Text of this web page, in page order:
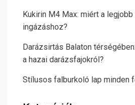
Kukirin M4 Max: miért a
ingázáshoz?
Darázsirtás Balaton
a hazai darázsfajokról?
Stílusos falburkoló lap minden